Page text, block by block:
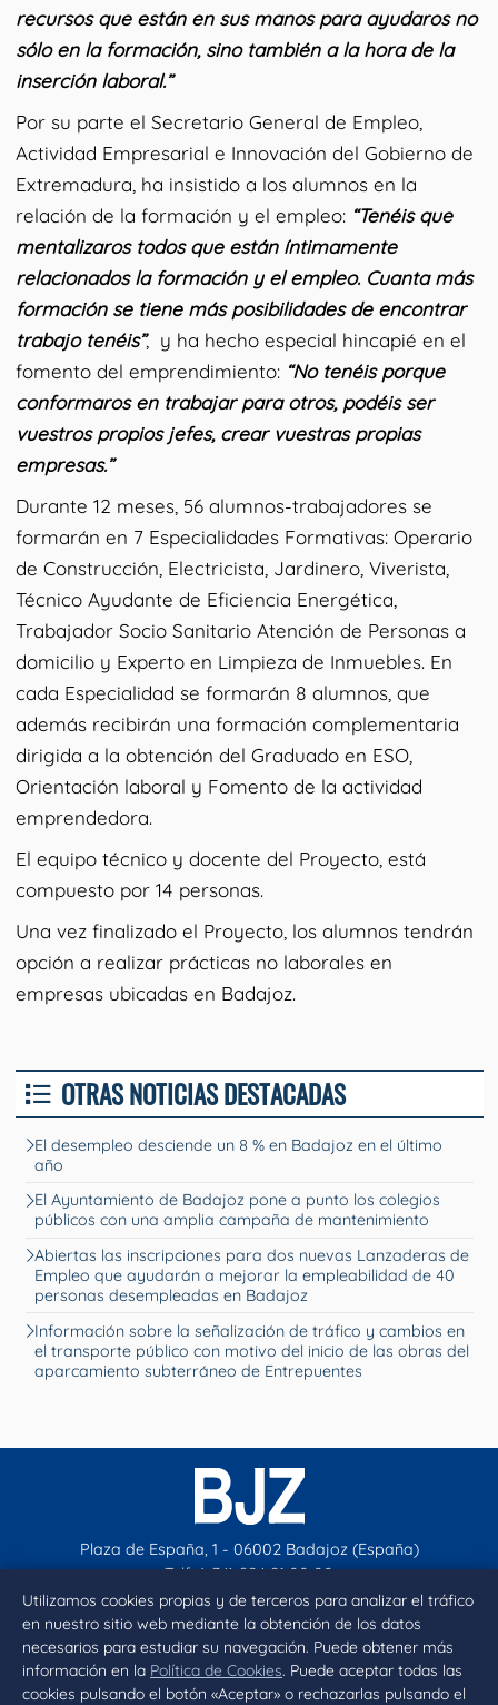
Utilizamos cookies propias y de terceros para analizar el tráfico
en nuestro sitio web mediante la obtención de los datos
necesarios para estudiar su navegación. Puede obtener más
información en la Política de Cookies. Puede aceptar todas las
cookies pulsando el botón «Aceptar» o rechazarlas pulsando el
recursos que están en sus manos para ayudaros no
sólo en la formación, sino también a la hora de la
inserción laboral.”
Por su parte el Secretario General de Empleo,
Actividad Empresarial e Innovación del Gobierno de
Extremadura, ha insistido a los alumnos en la
relación de la formación y el empleo: “Tenéis que
mentalizaros todos que están íntimamente
relacionados la formación y el empleo. Cuanta más
formación se tiene más posibilidades de encontrar
trabajo tenéis”, y ha hecho especial hincapié en el
fomento del emprendimiento: “No tenéis porque
conformaros en trabajar para otros, podéis ser
vuestros propios jefes, crear vuestras propias
empresas.”
Durante 12 meses, 56 alumnos-trabajadores se
formarán en 7 Especialidades Formativas: Operario
de Construcción, Electricista, Jardinero, Viverista,
Técnico Ayudante de Eficiencia Energética,
Trabajador Socio Sanitario Atención de Personas a
domicilio y Experto en Limpieza de Inmuebles. En
cada Especialidad se formarán 8 alumnos, que
además recibirán una formación complementaria
dirigida a la obtención del Graduado en ESO,
Orientación laboral y Fomento de la actividad
emprendedora.
El equipo técnico y docente del Proyecto, está
compuesto por 14 personas.
Una vez finalizado el Proyecto, los alumnos tendrán
opción a realizar prácticas no laborales en
empresas ubicadas en Badajoz.
OTRAS NOTICIAS DESTACADAS
El desempleo desciende un 8 % en Badajoz en el último
año
El Ayuntamiento de Badajoz pone a punto los colegios
públicos con una amplia campaña de mantenimiento
Abiertas las inscripciones para dos nuevas Lanzaderas de
Empleo que ayudarán a mejorar la empleabilidad de 40
personas desempleadas en Badajoz
Información sobre la señalización de tráfico y cambios en
el transporte público con motivo del inicio de las obras del
aparcamiento subterráneo de Entrepuentes
Plaza de España, 1 - 06002 Badajoz (España)
Telf. (+34) 924 21 00 00
contacto@aytobadajoz.es
Facebook
X Instagram
YouTube